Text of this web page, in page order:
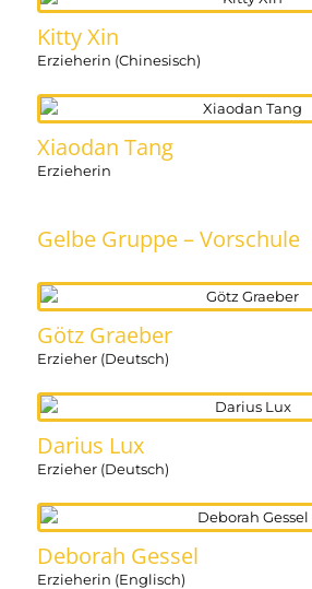
Kitty Xin
Erzieherin (Chinesisch)
Xiaodan Tang
Erzieherin
Gelbe Gruppe – Vorschule
Götz Graeber
Erzieher (Deutsch)
Darius Lux
Erzieher (Deutsch)
Deborah Gessel
Erzieherin (Englisch)